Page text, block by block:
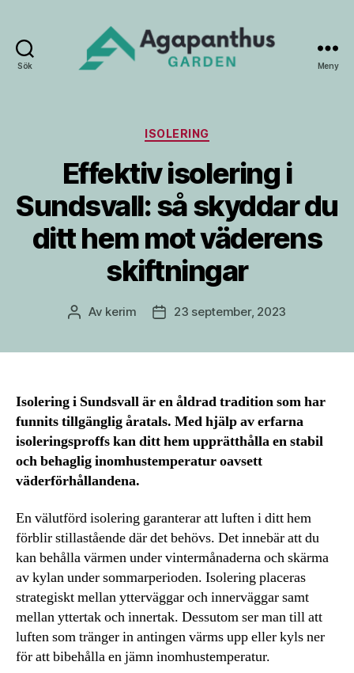
Sök Meny
Kategorier
ISOLERING
Effektiv isolering i
Sundsvall: så skyddar du
ditt hem mot väderens
skiftningar
Inläggsförfattare
Av kerim Inläggsdatum
23 september, 2023
Isolering i Sundsvall är en åldrad tradition som har
funnits tillgänglig åratals. Med hjälp av erfarna
isoleringsproffs kan ditt hem upprätthålla en stabil
och behaglig inomhustemperatur oavsett
väderförhållandena.
En välutförd isolering garanterar att luften i ditt hem
förblir stillastående där det behövs. Det innebär att du
kan behålla värmen under vintermånaderna och skärma
av kylan under sommarperioden. Isolering placeras
strategiskt mellan ytterväggar och innerväggar samt
mellan yttertak och innertak. Dessutom ser man till att
luften som tränger in antingen värms upp eller kyls ner
för att bibehålla en jämn inomhustemperatur.